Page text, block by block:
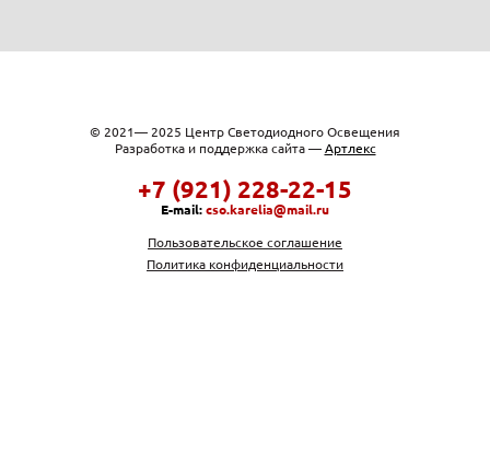
© 2021— 2025 Центр Светодиодного Освещения
Разработка и поддержка сайта — Артлекс
+7 (921) 228-22-15
E-mail: cso.karelia@mail.ru
Пользовательское соглашение
Политика конфиденциальности